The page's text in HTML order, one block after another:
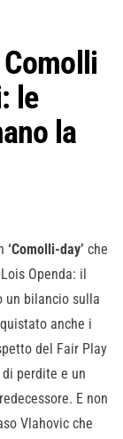
le
la
‘Comolli-day’ che
Openda: il
un bilancio sulla
anche i
del Fair Play
perdite e un
E non
Vlahovic che